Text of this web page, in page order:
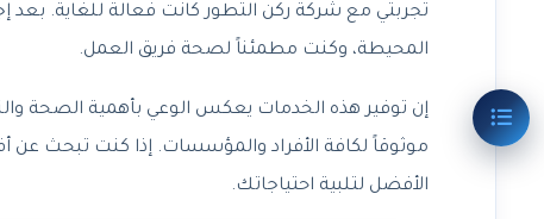
تجربتي مع شركة ركن التطور كانت فعالة للغاية. بعد
المحيطة، وكنت مطمئناً لصحة فريق العمل.
إن توفير هذه الخدمات يعكس الوعي بأهمية الصحة
موثوقاً لكافة الأفراد والمؤسسات. إذا كنت تبحث عن
الأفضل لتلبية احتياجاتك.